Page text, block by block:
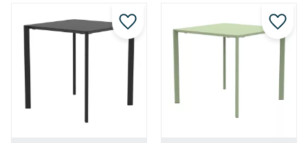
Lägg till i favoriter Lägg